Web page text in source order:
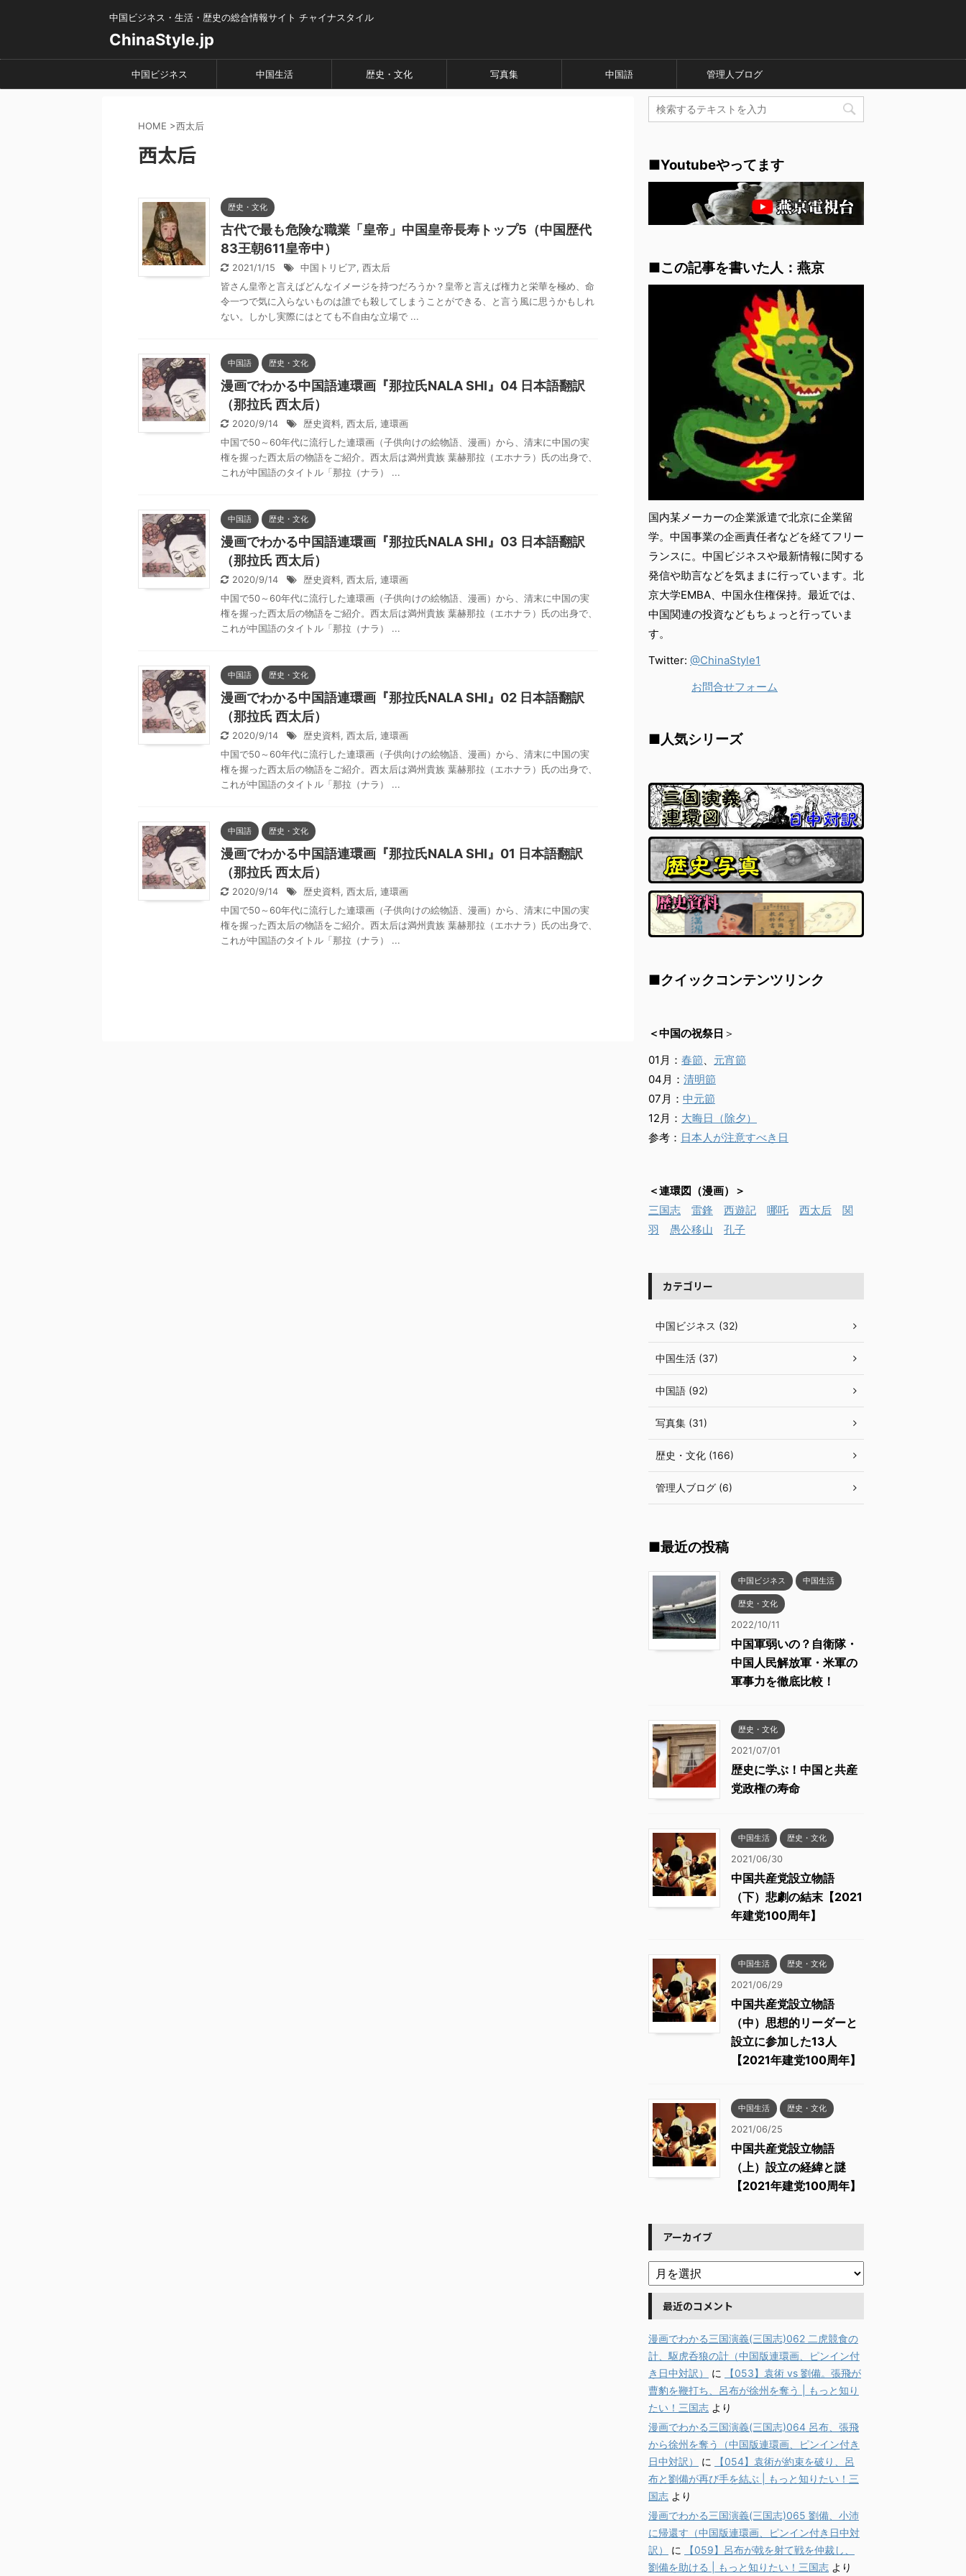
中国ビジネス・生活・歴史の総合情報サイト チャイナスタイル
ChinaStyle.jp
中国ビジネス 中国生活 歴史・文化 写真集 中国語 管理人ブログ
HOME >西太后
西太后
歴史・文化
古代で最も危険な職業「皇帝」中国皇帝長寿トップ5（中国歴代
83王朝611皇帝中）
2021/1/15 中国トリビア, 西太后
皆さん皇帝と言えばどんなイメージを持つだろうか？皇帝と言えば権力と栄華を極め、命
令一つで気に入らないものは誰でも殺してしまうことができる、と言う風に思うかもしれ
ない。しかし実際にはとても不自由な立場で ...
中国語 歴史・文化
漫画でわかる中国語連環画『那拉氏NALA SHI』04 日本語翻訳
（那拉氏 西太后）
2020/9/14 歴史資料, 西太后, 連環画
中国で50～60年代に流行した連環画（子供向けの絵物語、漫画）から、清末に中国の実
権を握った西太后の物語をご紹介。西太后は満州貴族 葉赫那拉（エホナラ）氏の出身で、
これが中国語のタイトル「那拉（ナラ） ...
中国語 歴史・文化
漫画でわかる中国語連環画『那拉氏NALA SHI』03 日本語翻訳
（那拉氏 西太后）
2020/9/14 歴史資料, 西太后, 連環画
中国で50～60年代に流行した連環画（子供向けの絵物語、漫画）から、清末に中国の実
権を握った西太后の物語をご紹介。西太后は満州貴族 葉赫那拉（エホナラ）氏の出身で、
これが中国語のタイトル「那拉（ナラ） ...
中国語 歴史・文化
漫画でわかる中国語連環画『那拉氏NALA SHI』02 日本語翻訳
（那拉氏 西太后）
2020/9/14 歴史資料, 西太后, 連環画
中国で50～60年代に流行した連環画（子供向けの絵物語、漫画）から、清末に中国の実
権を握った西太后の物語をご紹介。西太后は満州貴族 葉赫那拉（エホナラ）氏の出身で、
これが中国語のタイトル「那拉（ナラ） ...
中国語 歴史・文化
漫画でわかる中国語連環画『那拉氏NALA SHI』01 日本語翻訳
（那拉氏 西太后）
2020/9/14 歴史資料, 西太后, 連環画
中国で50～60年代に流行した連環画（子供向けの絵物語、漫画）から、清末に中国の実
権を握った西太后の物語をご紹介。西太后は満州貴族 葉赫那拉（エホナラ）氏の出身で、
これが中国語のタイトル「那拉（ナラ） ...
■Youtubeやってます
■この記事を書いた人：燕京
国内某メーカーの企業派遣で北京に企業留
学。中国事業の企画責任者などを経てフリー
ランスに。中国ビジネスや最新情報に関する
発信や助言などを気ままに行っています。北
京大学EMBA、中国永住権保持。最近では、
中国関連の投資などもちょっと行っていま
す。
Twitter: @ChinaStyle1
お問合せフォーム
■人気シリーズ
■クイックコンテンツリンク
＜中国の祝祭日 ＞
01月： 春節、 元宵節
04月： 清明節
07月： 中元節
12月： 大晦日（除夕）
参考： 日本人が注意すべき日
＜連環図（漫画）＞
三国志
雷鋒 西遊記 哪吒 西太后
関
羽
愚公移山 孔子
カテゴリー
中国ビジネス (32)
中国生活 (37)
中国語 (92)
写真集 (31)
歴史・文化 (166)
管理人ブログ (6)
■最近の投稿
中国ビジネス 中国生活
歴史・文化
2022/10/11
中国軍弱いの？自衛隊・
中国人民解放軍・米軍の
軍事力を徹底比較！
歴史・文化
2021/07/01
歴史に学ぶ！中国と共産
党政権の寿命
中国生活 歴史・文化
2021/06/30
中国共産党設立物語
（下）悲劇の結末【2021
年建党100周年】
中国生活 歴史・文化
2021/06/29
中国共産党設立物語
（中）思想的リーダーと
設立に参加した13人
【2021年建党100周年】
中国生活 歴史・文化
2021/06/25
中国共産党設立物語
（上）設立の経緯と謎
【2021年建党100周年】
アーカイブ
最近のコメント
漫画でわかる三国演義(三国志)062 二虎競食の
計、駆虎呑狼の計（中国版連環画、ピンイン付
き日中対訳）
に
【053】袁術 vs 劉備。張飛が
曹豹を鞭打ち、呂布が徐州を奪う | もっと知り
たい！三国志 より
漫画でわかる三国演義(三国志)064 呂布、張飛
から徐州を奪う（中国版連環画、ピンイン付き
日中対訳）
に
【054】袁術が約束を破り、呂
布と劉備が再び手を結ぶ | もっと知りたい！三
国志 より
漫画でわかる三国演義(三国志)065 劉備、小沛
に帰還す（中国版連環画、ピンイン付き日中対
訳）
に
【059】呂布が戟を射て戦を仲裁し、
劉備を助ける | もっと知りたい！三国志 より